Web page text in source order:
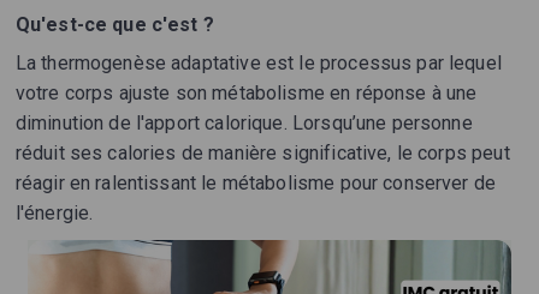
Qu'est-ce que c'est ?
La thermogenèse adaptative est le processus par lequel
votre corps ajuste son métabolisme en réponse à une
diminution de l'apport calorique. Lorsqu’une personne
réduit ses calories de manière significative, le corps peut
réagir en ralentissant le métabolisme pour conserver de
l'énergie.